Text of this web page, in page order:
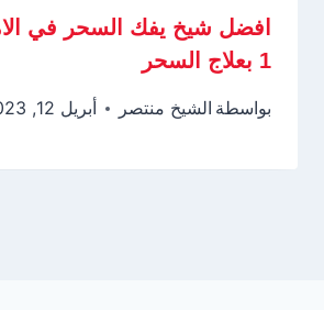
افضل شيخ يفك السحر في
1 بعلاج السحر
بواسطة الشيخ منتصر أبريل 12, 2023